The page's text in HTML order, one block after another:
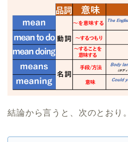
結論から言うと、次のとおり。